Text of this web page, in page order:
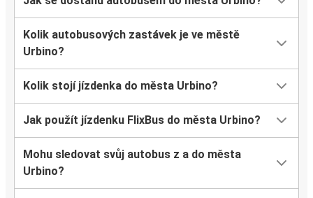
Kolik autobusových zastávek je ve městě
Urbino?
Kolik stojí jízdenka do města Urbino?
Jak použít jízdenku FlixBus do města Urbino?
Mohu sledovat svůj autobus z a do města
Urbino?